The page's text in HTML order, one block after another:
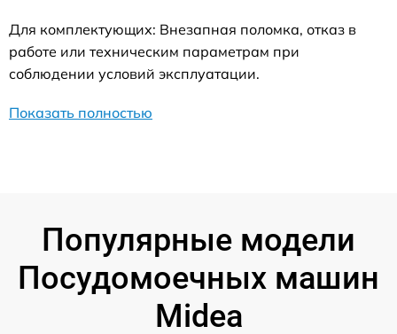
Для комплектующих: Внезапная поломка, отказ в
работе или техническим параметрам при
соблюдении условий эксплуатации.
Показать полностью
Популярные модели
Посудомоечных машин
Midea